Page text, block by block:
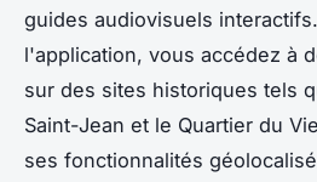
guides audiovisuels
l'application, vous accédez à
sur des sites historiques tels
Saint-Jean et le Quartier du
ses fonctionnalités